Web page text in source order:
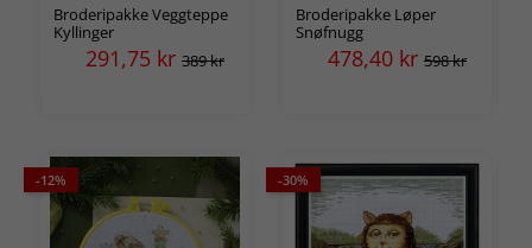
Broderipakke Veggteppe
Kyllinger
291,75 kr 389 kr
Broderipakke Løper
Snøfnugg
478,40 kr 598 kr
-12% -30%